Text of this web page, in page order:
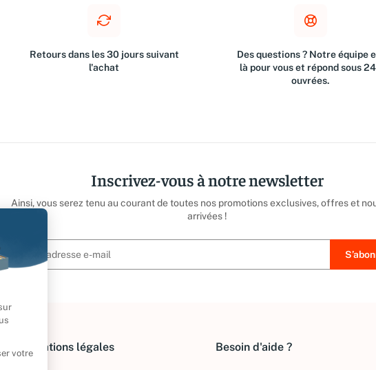
Retours dans les 30 jours suivant
l'achat
Des questions ? Notre équipe
là pour vous et répond sous
ouvrées.
Inscrivez-vous à notre newsletter
Ainsi, vous serez tenu au courant de toutes nos promotions exclusives, offres et
arrivées !
Informations légales Besoin d'aide ?